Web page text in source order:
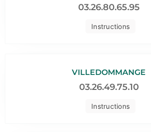
Instructions
03.26.80.65.95
Instructions
VILLEDOMMANGE
03.26.49.75.10